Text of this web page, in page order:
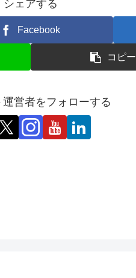
シェアする
Facebook
コピー
営者をフォローする